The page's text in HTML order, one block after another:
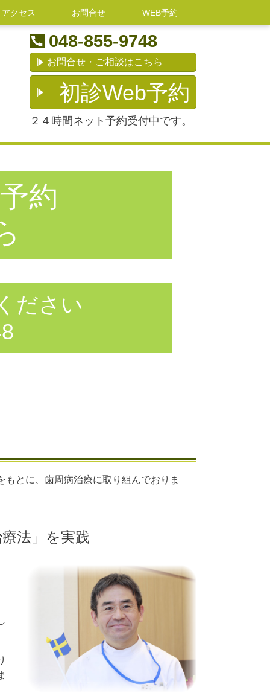
アクセス お問合せ WEB予約
048-855-9748
お問合せ・ご相談はこちら
初診Web予約
２４時間ネット予約受付中です。
約
ださい
とに、歯周病治療に取り組んでおりま
法」を実践